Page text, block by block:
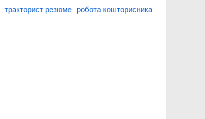
тракторист резюме робота кошторисника